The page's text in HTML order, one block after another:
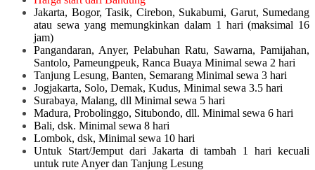
Jakarta, Bogor, Tasik, Cirebon, Sukabumi, Garut, Sumedang
atau sewa yang memungkinkan dalam 1 hari (maksimal 16
jam)
Pangandaran, Anyer, Pelabuhan Ratu, Sawarna, Pamijahan,
Santolo, Pameungpeuk, Ranca Buaya Minimal sewa 2 hari
Tanjung Lesung, Banten, Semarang Minimal sewa 3 hari
Jogjakarta, Solo, Demak, Kudus, Minimal sewa 3.5 hari
Surabaya, Malang, dll Minimal sewa 5 hari
Madura, Probolinggo, Situbondo, dll. Minimal sewa 6 hari
Bali, dsk. Minimal sewa 8 hari
Lombok, dsk, Minimal sewa 10 hari
Untuk Start/Jemput dari Jakarta di tambah 1 hari kecuali
untuk rute Anyer dan Tanjung Lesung